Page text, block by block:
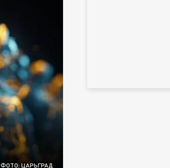
ФОТО: ЦАРЬГРАД